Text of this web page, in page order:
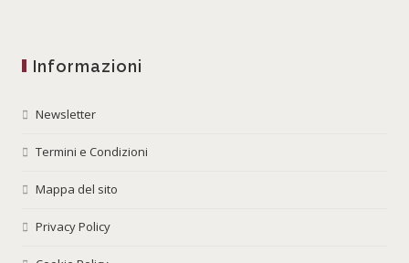
Informazioni
Newsletter
Termini e Condizioni
Mappa del sito
Privacy Policy